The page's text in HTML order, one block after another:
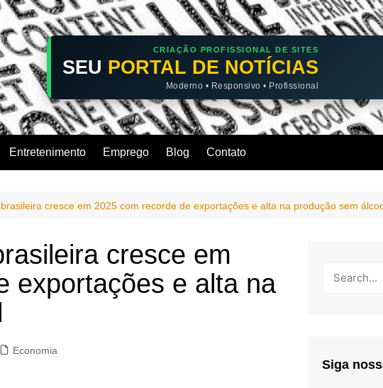
CRIAÇÃO PROFISSIONAL DE SITES
SEU PORTAL DE NOTÍCIAS
Moderno • Responsivo • Profissional
Entretenimento Emprego Blog Contato
cresce em 2025 com recorde de exportações e alta na produção sem
cresce em
exportações e alta na
Economia
Siga